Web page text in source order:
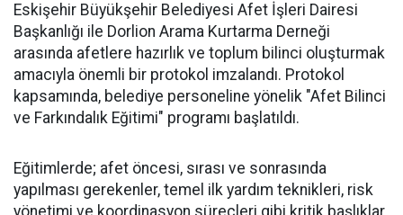
Eskişehir Büyükşehir Belediyesi Afet İşleri Dairesi
Başkanlığı ile Dorlion Arama Kurtarma Derneği
arasında afetlere hazırlık ve toplum bilinci oluşturmak
amacıyla önemli bir protokol imzalandı. Protokol
kapsamında, belediye personeline yönelik "Afet Bilinci
ve Farkındalık Eğitimi" programı başlatıldı.
Eğitimlerde; afet öncesi, sırası ve sonrasında
yapılması gerekenler, temel ilk yardım teknikleri, risk
yönetimi ve koordinasyon süreçleri gibi kritik başlıklar